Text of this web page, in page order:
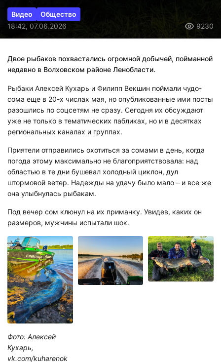
Видео
Общество
18:42, 07.06.2026
9230
Двое рыбаков похвастались огромной добычей, пойманной
недавно в Волховском районе Ленобласти.
Рыбаки Алексей Кухарь и Филипп Векшин поймали чудо-
сома еще в 20-х числах мая, но опубликованные ими посты
разошлись по соцсетям не сразу. Сегодня их обсуждают
уже не только в тематических пабликах, но и в десятках
региональных каналах и группах.
Приятели отправились охотиться за сомами в день, когда
погода этому максимально не благоприятствовала: над
областью в те дни бушевал холодный циклон, дул
штормовой ветер. Надежды на удачу было мало – и все же
она улыбнулась рыбакам.
Под вечер сом клюнул на их приманку. Увидев, каких он
размеров, мужчины испытали шок.
Фото: Алексей
Кухарь,
vk.com/kuharenok